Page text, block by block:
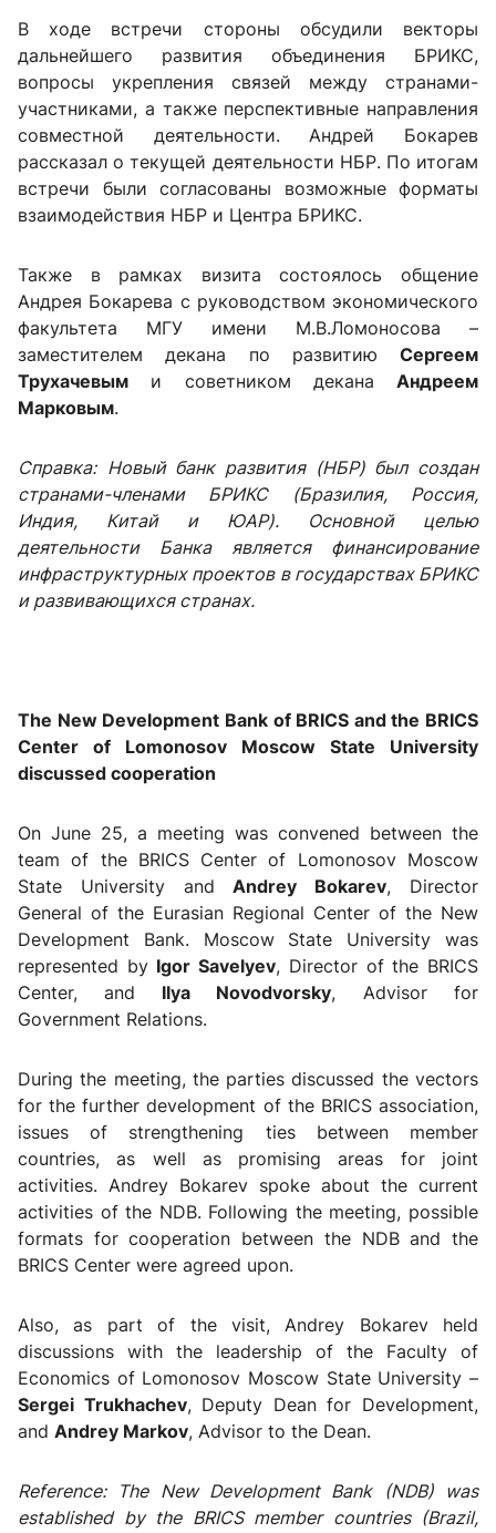
В ходе встречи стороны обсудили векторы
дальнейшего развития объединения БРИКС,
вопросы укрепления связей между странами-
участниками, а также перспективные направления
совместной деятельности. Андрей Бокарев
рассказал о текущей деятельности НБР. По итогам
встречи были согласованы возможные форматы
взаимодействия НБР и Центра БРИКС.
Также в рамках визита состоялось общение
Андрея Бокарева с руководством экономического
факультета МГУ имени М.В.Ломоносова –
заместителем декана по развитию Сергеем
Трухачевым и советником декана Андреем
Марковым.
Справка: Новый банк развития (НБР) был создан
странами-членами БРИКС (Бразилия, Россия,
Индия, Китай и ЮАР). Основной целью
деятельности Банка является финансирование
инфраструктурных проектов в государствах БРИКС
и развивающихся странах.
The New Development Bank of BRICS and the BRICS
Center of Lomonosov Moscow State University
discussed cooperation
On June 25, a meeting was convened between the
team of the BRICS Center of Lomonosov Moscow
State University andAndrey Bokarev, Director
General of the Eurasian Regional Center of the New
Development Bank. Moscow State University was
represented by Igor Savelyev, Director of the BRICS
Center, and Ilya Novodvorsky, Advisor for
Government Relations.
During the meeting, the parties discussed the vectors
for the further development of the BRICS association,
issues of strengthening ties between member
countries, as well as promising areas for joint
activities. Andrey Bokarev spoke about the current
activities of the NDB. Following the meeting, possible
formats for cooperation between the NDB and the
BRICS Center were agreed upon.
Also, as part of the visit, Andrey Bokarev held
discussions with the leadership of the Faculty of
Economics of Lomonosov Moscow State University –
Sergei Trukhachev, Deputy Dean for Development,
and Andrey Markov, Advisor to the Dean.
Reference: The New Development Bank (NDB) was
established by the BRICS member countries (Brazil,